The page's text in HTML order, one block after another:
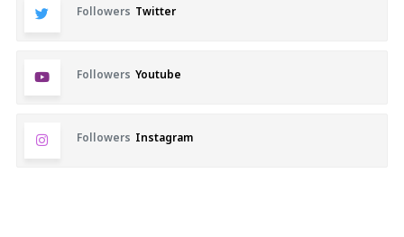
Followers Twitter
Followers Youtube
Followers Instagram